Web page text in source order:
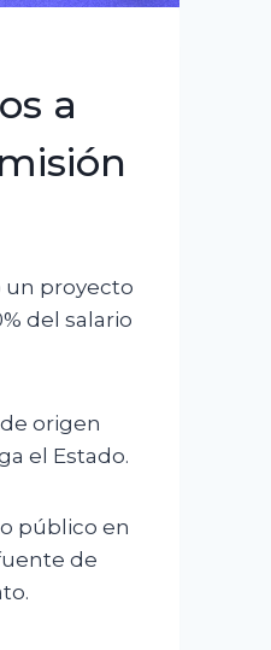
a
un proyecto
del salario
origen
el Estado.
público en
de